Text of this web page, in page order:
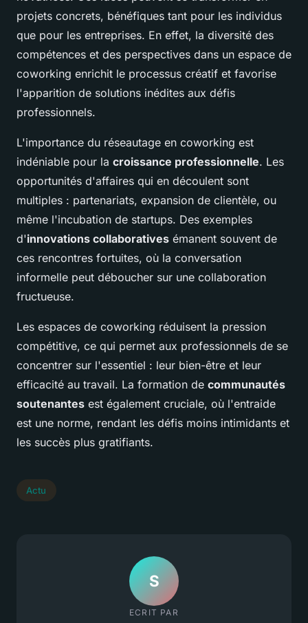
projets concrets, bénéfiques tant pour les individus
que pour les entreprises. En effet, la diversité des
compétences et des perspectives dans un espace de
coworking enrichit le processus créatif et favorise
l'apparition de solutions inédites aux défis
professionnels.
L'importance du réseautage en coworking est
indéniable pour la croissance professionnelle. Les
opportunités d'affaires qui en découlent sont
multiples : partenariats, expansion de clientèle, ou
même l'incubation de startups. Des exemples
d'innovations collaboratives émanent souvent de
ces rencontres fortuites, où la conversation
informelle peut déboucher sur une collaboration
fructueuse.
Les espaces de coworking réduisent la pression
compétitive, ce qui permet aux professionnels de se
concentrer sur l'essentiel : leur bien-être et leur
efficacité au travail. La formation de communautés
soutenantes est également cruciale, où l'entraide
est une norme, rendant les défis moins intimidants et
les succès plus gratifiants.
Actu
S
ECRIT PAR